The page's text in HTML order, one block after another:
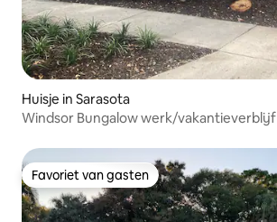
Huisje in Sarasota
Windsor Bungalow werk/vakantieverblijf
Favoriet van gasten
Favoriet van gasten